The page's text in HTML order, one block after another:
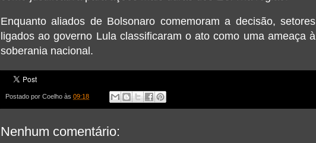
Enquanto aliados de Bolsonaro comemoram a decisão, setores
ligados ao governo Lula classificaram o ato como uma ameaça à
soberania nacional.
Postado por Coelho às 09:18
Nenhum comentário: